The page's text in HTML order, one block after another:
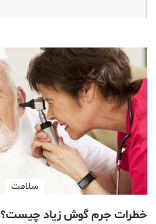
سلامت
خطرات جرم گوش زیاد چیست؟